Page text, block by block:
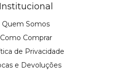
Institucional
Quem Somos
Como Comprar
de Privacidade
e Devoluções